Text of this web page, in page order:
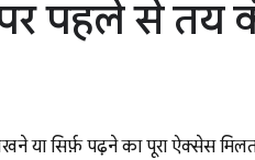
पहले से तय
या सिर्फ़ पढ़ने का पूरा ऐक्सेस